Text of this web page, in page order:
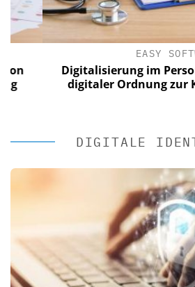
EASY
Digitalisierung im
digitaler Ordnung zur KI-
DIGITALE